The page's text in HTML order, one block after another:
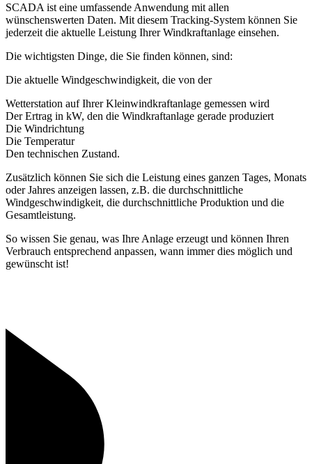
SCADA ist eine umfassende Anwendung mit allen
wünschenswerten Daten. Mit diesem Tracking-System können Sie
jederzeit die aktuelle Leistung Ihrer Windkraftanlage einsehen.
Die wichtigsten Dinge, die Sie finden können, sind:
Die aktuelle Windgeschwindigkeit, die von der
Wetterstation auf Ihrer Kleinwindkraftanlage gemessen wird
Der Ertrag in kW, den die Windkraftanlage gerade produziert
Die Windrichtung
Die Temperatur
Den technischen Zustand.
Zusätzlich können Sie sich die Leistung eines ganzen Tages, Monats
oder Jahres anzeigen lassen, z.B. die durchschnittliche
Windgeschwindigkeit, die durchschnittliche Produktion und die
Gesamtleistung.
So wissen Sie genau, was Ihre Anlage erzeugt und können Ihren
Verbrauch entsprechend anpassen, wann immer dies möglich und
gewünscht ist!